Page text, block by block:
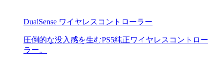
DualSense ワイヤレスコントローラー
圧倒的な没入感を生むPS5純正ワイヤレスコントロー
ラー。